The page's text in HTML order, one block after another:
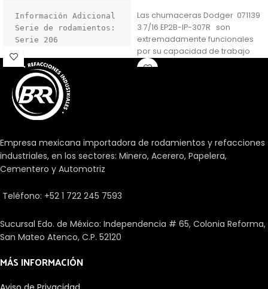
Información Adicional
Serie de rodamientos:
Serie 206
Tipo de
rodamiento:Bola
Capacidad de
expansión: sin
expansión (fijo)
Vivienda
carcasa:Hierro
fundido
Tipo de carcasa:Brida
Insertar material:
Sensor listo:
Accesorio del eje:
Collar de abrazadera
Apto para entornos de
Las chumaceras Dodger 071139
3 7/16 EP2B-IP-307R son
extremadamente funcionales
por su capacidad de trabajo
forzado y material de
Empresa mexicana importadora de rodamientos y refacciones
industriales, en los sectores: Minero, Acerero, Papelera,
Cementero y Automotriz
Teléfono: +52 1 722 245 7593
Sucursal Edo. de México: Independencia # 65, Colonia Reforma,
San Mateo Atenco, C.P. 52120
MÁS INFORMACIÓN